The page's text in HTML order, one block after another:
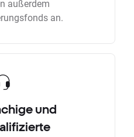
außerdem
an.
und